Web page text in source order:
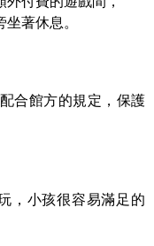
著休息。
合館方的規定，保護
，小孩很容易滿足的